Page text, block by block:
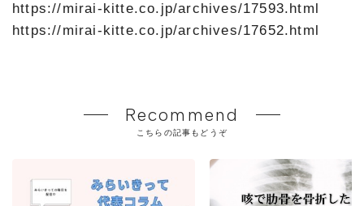
https://mirai-kitte.co.jp/archives/17593.html
https://mirai-kitte.co.jp/archives/17652.html
Recommend
こちらの記事もどうぞ